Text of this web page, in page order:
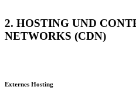
2. HOSTING UND
NETWORKS (CDN)
Externes Hosting